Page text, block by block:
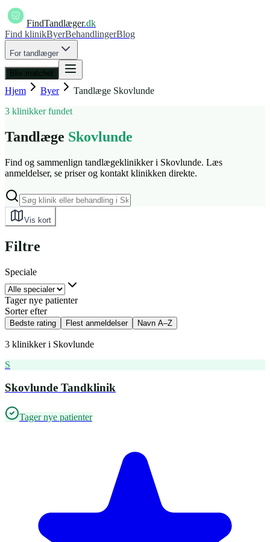
FindTandlæger.dk
Find klinikByerBehandlingerBlog
For tandlæger
Bliv matchet
Hjem Byer Tandlæge Skovlunde
3 klinikker fundet
Tandlæge Skovlunde
Find og sammenlign tandlægeklinikker i Skovlunde. Læs
anmeldelser, se priser og kontakt klinikken direkte.
Vis kort
Filtre
Speciale
Tager nye patienter
Sorter efter
Bedste rating Flest anmeldelser Navn A–Z
3 klinikker i Skovlunde
S
Skovlunde Tandklinik
Tager nye patienter